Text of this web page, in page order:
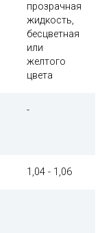
прозрачная
жидкость,
бесцветная
или
желтого
цвета
-
1,04 - 1,06